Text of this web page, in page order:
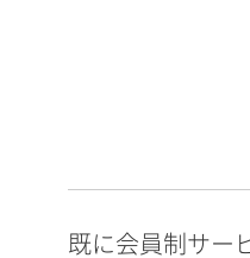
英数）
既に会員制サー